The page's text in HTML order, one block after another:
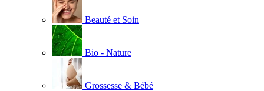
Beauté et Soin
Bio - Nature
Grossesse & Bébé